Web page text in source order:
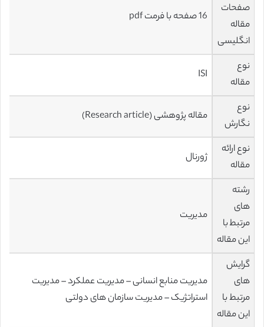
صفحات
مقاله
انگلیسی
16 صفحه با فرمت pdf
نوع
مقاله
ISI
نوع
نگارش
مقاله پژوهشی (Research article)
نوع ارائه
مقاله
ژورنال
رشته
های
مرتبط با
این مقاله
مدیریت
گرایش
های
مرتبط با
این مقاله
مدیریت منابع انسانی – مدیریت عملکرد – مدیریت
استراتژیک – مدیریت سازمان های دولتی